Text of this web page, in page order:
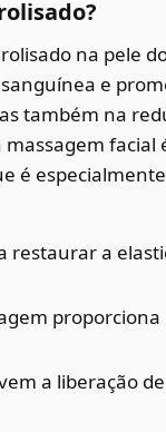
na pele
e
também na
facial
é
restaurar a
proporciona
a liberação